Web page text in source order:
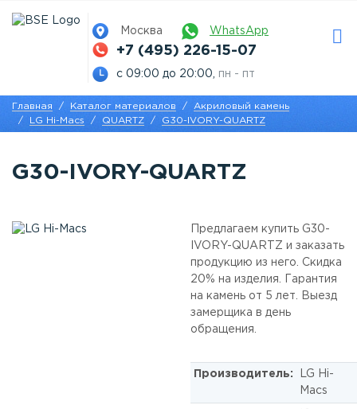
Москва WhatsApp
+7 (495) 226-15-07
с 09:00 до 20:00, пн - пт
Главная Каталог материалов
Акриловый камень
LG Hi-Macs
QUARTZ G30-IVORY-QUARTZ
G30-IVORY-QUARTZ
Предлагаем купить G30-
IVORY-QUARTZ и заказать
продукцию из него. Скидка
20% на изделия. Гарантия
на камень от 5 лет. Выезд
замерщика в день
обращения.
Производитель:
LG Hi-
Macs